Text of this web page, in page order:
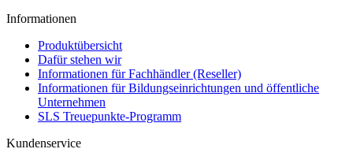
Informationen
Produktübersicht
Dafür stehen wir
Informationen für Fachhändler (Reseller)
Informationen für Bildungseinrichtungen und öffentliche
Unternehmen
SLS Treuepunkte-Programm
Kundenservice